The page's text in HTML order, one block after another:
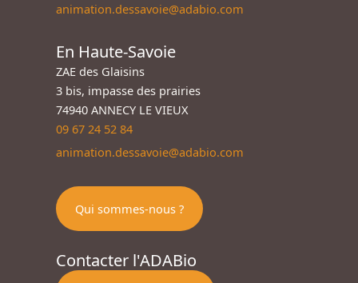
animation.dessavoie@adabio.com
En Haute-Savoie
ZAE des Glaisins
3 bis, impasse des prairies
74940 ANNECY LE VIEUX
09 67 24 52 84
animation.dessavoie@adabio.com
Qui sommes-nous ?
Contacter l'ADABio